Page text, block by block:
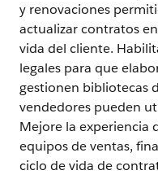
y renovaciones
actualizar contratos
vida del cliente.
legales para que
gestionen bibliotecas
vendedores pueden
Mejore la experiencia
equipos de ventas,
ciclo de vida de